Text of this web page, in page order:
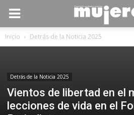
Inicio Detrás de la Noticia 2025
Detrás de la Noticia 2025
Vientos de libertad en el
lecciones de vida en el